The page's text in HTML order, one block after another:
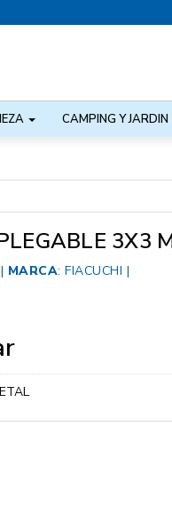
CAMPING Y JARDIN
3X3
MARCA: FIACUCHI |